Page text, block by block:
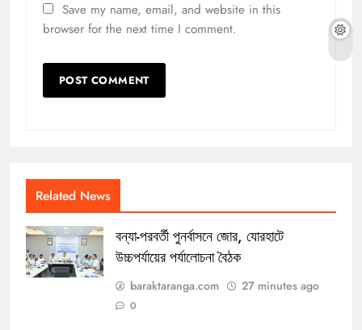
Save my name, email, and website in this
browser for the next time I comment.
Related News
বন্যা-পরবর্তী পুনর্বাসনে জোর, যোরহাটে
উচ্চপর্যায়ের পর্যালোচনা বৈঠক
baraktaranga.com 27 minutes ago
0